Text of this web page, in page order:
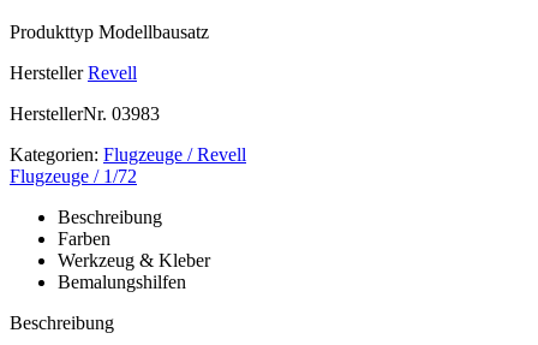
Produkttyp Modellbausatz
Hersteller Revell
HerstellerNr. 03983
Kategorien: Flugzeuge / Revell
Flugzeuge / 1/72
Beschreibung
Farben
Werkzeug & Kleber
Bemalungshilfen
Beschreibung